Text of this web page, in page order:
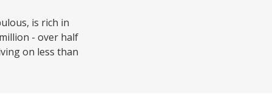
is rich in
- over half
on less than